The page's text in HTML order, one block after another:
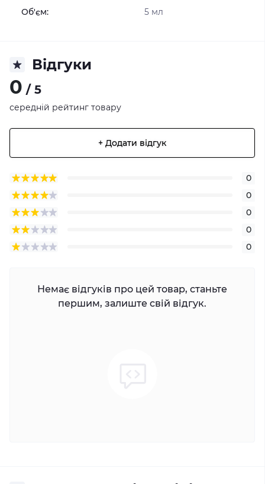
Об'єм: 5 мл
Відгуки
0 / 5
середній рейтинг товару
+ Додати відгук
0
0
0
0
0
Немає відгуків про цей товар, станьте
першим, залиште свій відгук.